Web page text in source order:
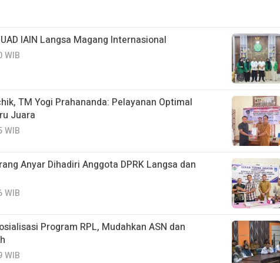
IAIN Langsa Magang Internasional
WIB
TM Yogi Prahananda: Pelayanan Optimal
Juara
WIB
Anyar Dihadiri Anggota DPRK Langsa dan
WIB
Program RPL, Mudahkan ASN dan
WIB